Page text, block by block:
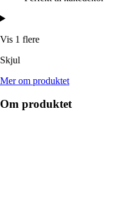
Vis 1 flere
Skjul
Mer om produktet
Om produktet